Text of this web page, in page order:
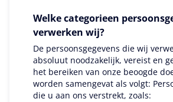
Welke categorieen
verwerken wij?
De persoonsgegevens die wij
absoluut noodzakelijk, vereist en
het bereiken van onze beoogde
worden samengevat als volgt:
die u aan ons verstrekt, zoals: